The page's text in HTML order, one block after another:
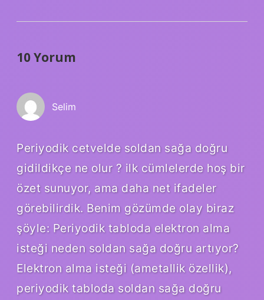
10 Yorum
Selim
Periyodik cetvelde soldan sağa doğru
gidildikçe ne olur ? ilk cümlelerde hoş bir
özet sunuyor, ama daha net ifadeler
görebilirdik. Benim gözümde olay biraz
şöyle: Periyodik tabloda elektron alma
isteği neden soldan sağa doğru artıyor?
Elektron alma isteği (ametallik özellik),
periyodik tabloda soldan sağa doğru